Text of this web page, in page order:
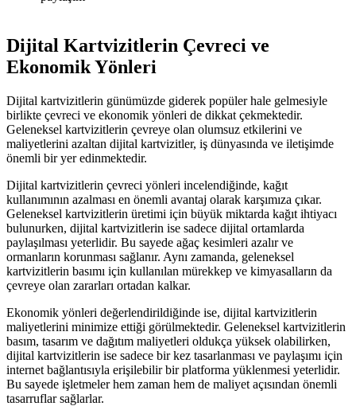
Dijital Kartvizitlerin Çevreci ve
Ekonomik Yönleri
Dijital kartvizitlerin günümüzde giderek popüler hale gelmesiyle
birlikte çevreci ve ekonomik yönleri de dikkat çekmektedir.
Geleneksel kartvizitlerin çevreye olan olumsuz etkilerini ve
maliyetlerini azaltan dijital kartvizitler, iş dünyasında ve iletişimde
önemli bir yer edinmektedir.
Dijital kartvizitlerin çevreci yönleri incelendiğinde, kağıt
kullanımının azalması en önemli avantaj olarak karşımıza çıkar.
Geleneksel kartvizitlerin üretimi için büyük miktarda kağıt ihtiyacı
bulunurken, dijital kartvizitlerin ise sadece dijital ortamlarda
paylaşılması yeterlidir. Bu sayede ağaç kesimleri azalır ve
ormanların korunması sağlanır. Aynı zamanda, geleneksel
kartvizitlerin basımı için kullanılan mürekkep ve kimyasalların da
çevreye olan zararları ortadan kalkar.
Ekonomik yönleri değerlendirildiğinde ise, dijital kartvizitlerin
maliyetlerini minimize ettiği görülmektedir. Geleneksel kartvizitlerin
basım, tasarım ve dağıtım maliyetleri oldukça yüksek olabilirken,
dijital kartvizitlerin ise sadece bir kez tasarlanması ve paylaşımı için
internet bağlantısıyla erişilebilir bir platforma yüklenmesi yeterlidir.
Bu sayede işletmeler hem zaman hem de maliyet açısından önemli
tasarruflar sağlarlar.